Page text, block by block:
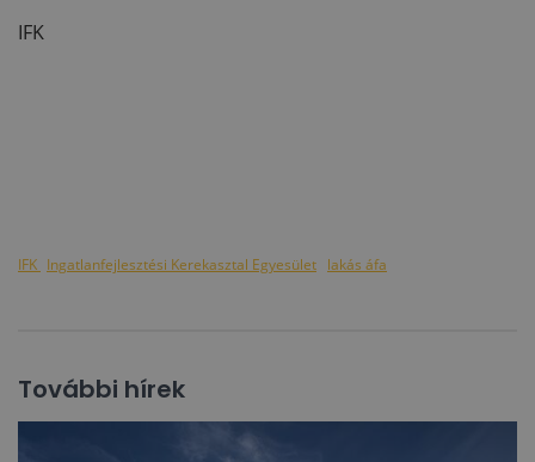
IFK
IFK Ingatlanfejlesztési Kerekasztal Egyesület lakás áfa
További hírek